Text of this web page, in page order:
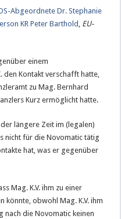
Abgeordnete Dr. Stephanie
KR Peter Barthold , EU-
einem
den Kontakt verschafft hatte,
zu Mag. Bernhard
Kurz ermöglicht hatte.
längere Zeit im (legalen)
nicht für die Novomatic tätig
hat, was er gegenüber
Mag. K.V. ihm zu einer
könnte, obwohl Mag. K.V. ihm
nach die Novomatic keinen